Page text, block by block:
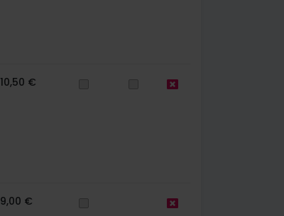
10,50 €
9,00 €